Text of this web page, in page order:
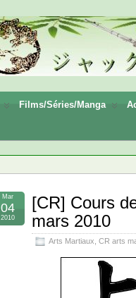
Films/Séries/Manga
[CR] Cours
mars 2010
Arts Martiaux CR arts
Mar
04
2010